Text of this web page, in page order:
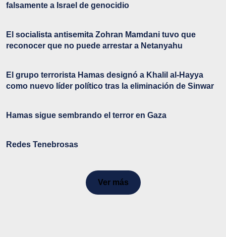
falsamente a Israel de genocidio
El socialista antisemita Zohran Mamdani tuvo que
reconocer que no puede arrestar a Netanyahu
El grupo terrorista Hamas designó a Khalil al-Hayya
como nuevo líder político tras la eliminación de Sinwar
Hamas sigue sembrando el terror en Gaza
Redes Tenebrosas
Ver más